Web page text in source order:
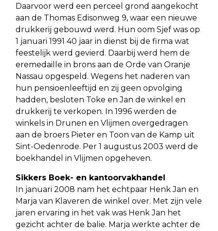
Daarvoor werd een perceel grond aangekocht
aan de Thomas Edisonweg 9, waar een nieuwe
drukkerij gebouwd werd. Hun oom Sjef was op
1 januari 1991 40 jaar in dienst bij de firma wat
feestelijk werd gevierd. Daarbij werd hem de
eremedaille in brons aan de Orde van Oranje
Nassau opgespeld. Wegens het naderen van
hun pensioenleeftijd en zij geen opvolging
hadden, besloten Toke en Jan de winkel en
drukkerij te verkopen. In 1996 werden de
winkels in Drunen en Vlijmen overgedragen
aan de broers Pieter en Toon van de Kamp uit
Sint-Oedenrode. Per 1 augustus 2003 werd de
boekhandel in Vlijmen opgeheven.
Sikkers Boek- en kantoorvakhandel
In januari 2008 nam het echtpaar Henk Jan en
Marja van Klaveren de winkel over. Met zijn vele
jaren ervaring in het vak was Henk Jan het
gezicht achter de balie. Marja werkte achter de